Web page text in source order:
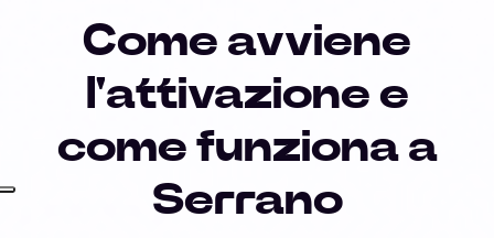
Come avviene
l'attivazione e
come funziona a
Serrano